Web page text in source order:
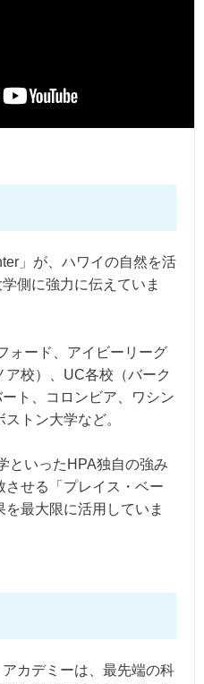
」が、ハワイの自然を活
側に強力に伝えていま
ォード、アイビーリーグ
校）、UC各校（バーク
ト、コロンビア、ワシン
トン大学など。
といったHPA独自の強み
させる「プレイス・ベー
最大限に活用していま
カデミーは、最先端の科